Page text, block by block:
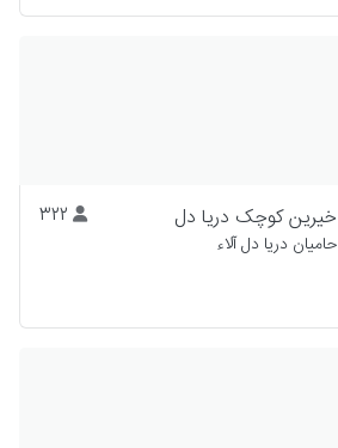
خیرین کوچک دریا دل
322
حامیان دریا دل آلاء